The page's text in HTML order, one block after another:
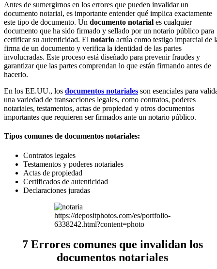
Antes de sumergirnos en los errores que pueden invalidar un
documento notarial, es importante entender qué implica exactamente
este tipo de documento. Un documento notarial es cualquier
documento que ha sido firmado y sellado por un notario público para
certificar su autenticidad. El notario actúa como testigo imparcial de
firma de un documento y verifica la identidad de las partes
involucradas. Este proceso está diseñado para prevenir fraudes y
garantizar que las partes comprendan lo que están firmando antes de
hacerlo.
En los EE.UU., los documentos notariales son esenciales para
una variedad de transacciones legales, como contratos, poderes
notariales, testamentos, actas de propiedad y otros documentos
importantes que requieren ser firmados ante un notario público.
Tipos comunes de documentos notariales:
Contratos legales
Testamentos y poderes notariales
Actas de propiedad
Certificados de autenticidad
Declaraciones juradas
https://depositphotos.com/es/portfolio-
6338242.html?content=photo
7 Errores comunes que invalidan los
documentos notariales